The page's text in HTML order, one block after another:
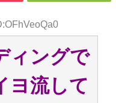
ぎおび⊿」北野日奈子が生配
火）のメディア情報
和の『なぎおはぎ』って こん
ィングで
ヨ流して